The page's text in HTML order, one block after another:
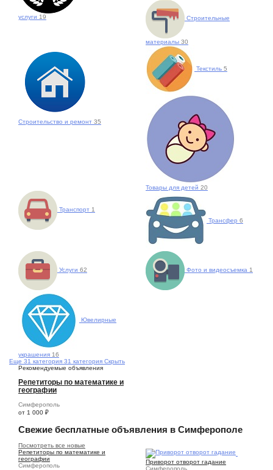
услуги 19 Строительные
материалы 30
Строительство и ремонт 35
Текстиль 5
Товары для детей 20
Транспорт 1
Трансфер 6
Услуги 62 Фото и видеосъемка 1
Ювелирные
украшения 16
Еще 31 категория 31 категория Скрыть
Рекомендуемые объявления
Репетиторы по математике и
географии
Симферополь
от 1 000 ₽
Свежие бесплатные объявления в Симферополе
Посмотреть все новые
Репетиторы по математике и
географии
Симферополь
Приворот отворот гадание
Симферополь